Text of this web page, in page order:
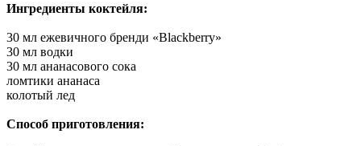
Ингредиенты коктейля:
30 мл ежевичного бренди «Вlасkberry»
30 мл водки
30 мл ананасового сока
ломтики ананаса
колотый лед
Способ приготовления: